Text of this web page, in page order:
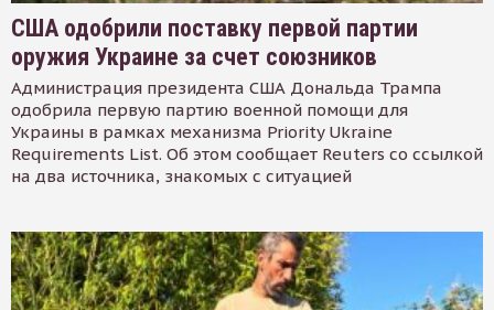
США одобрили поставку первой партии
оружия Украине за счет союзников
Администрация президента США Дональда Трампа
одобрила первую партию военной помощи для
Украины в рамках механизма Priority Ukraine
Requirements List. Об этом сообщает Reuters со ссылкой
на два источника, знакомых с ситуацией